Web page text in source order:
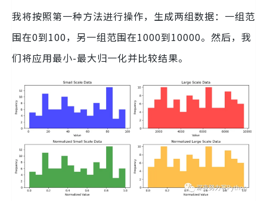
我将按照第一种方法进行操作，生成两组数据：一组范
围在0到100，另一组范围在1000到10000。然后，我
们将应用最小-最大归一化并比较结果。